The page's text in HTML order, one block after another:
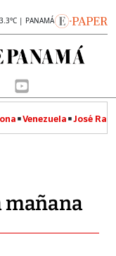
| PANAMÁ
Venezuela José
mañana